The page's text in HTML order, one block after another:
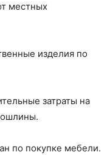
местных
изделия по
затраты на
по покупке мебели.